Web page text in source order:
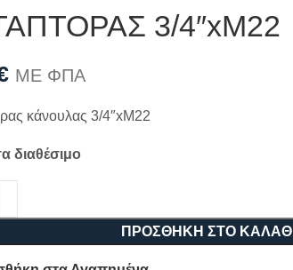
3/4″xΜ22
ΜΕ ΦΠΑ
κάνουλας 3/4″xΜ22
διαθέσιμο
ΠΡΟΣΘΉΚΗ ΣΤΟ ΚΑΛΆΘΙ